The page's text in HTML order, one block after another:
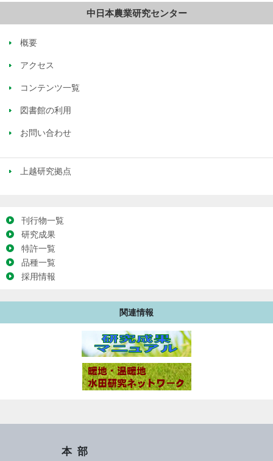
中日本農業研究センター
概要
アクセス
コンテンツ一覧
図書館の利用
お問い合わせ
上越研究拠点
刊行物一覧
研究成果
特許一覧
品種一覧
採用情報
関連情報
本部